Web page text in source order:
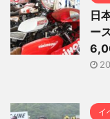
日
ー
イ